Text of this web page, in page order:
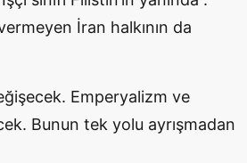
İran halkının da
Emperyalizm ve
Bunun tek yolu ayrışmadan